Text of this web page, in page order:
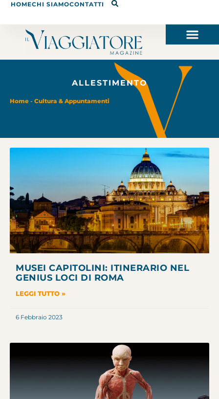
HOMECHI SIAMOCONTATTI
ALLESTIMENTO
Home - Cultura & Appuntamenti
MUSEI CAPITOLINI: ITINERARIO NEL
GENIUS LOCI DI ROMA
LEGGI TUTTO »
6 Febbraio 2023